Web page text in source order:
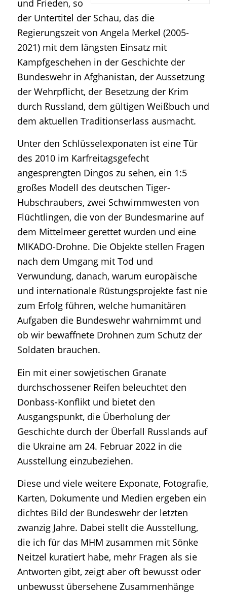
und Frieden, so
der Untertitel der Schau, das die
Regierungszeit von Angela Merkel (2005-
2021) mit dem längsten Einsatz mit
Kampfgeschehen in der Geschichte der
Bundeswehr in Afghanistan, der Aussetzung
der Wehrpflicht, der Besetzung der Krim
durch Russland, dem gültigen Weißbuch und
dem aktuellen Traditionserlass ausmacht.
Unter den Schlüsselexponaten ist eine Tür
des 2010 im Karfreitagsgefecht
angesprengten Dingos zu sehen, ein 1:5
großes Modell des deutschen Tiger-
Hubschraubers, zwei Schwimmwesten von
Flüchtlingen, die von der Bundesmarine auf
dem Mittelmeer gerettet wurden und eine
MIKADO-Drohne. Die Objekte stellen Fragen
nach dem Umgang mit Tod und
Verwundung, danach, warum europäische
und internationale Rüstungsprojekte fast nie
zum Erfolg führen, welche humanitären
Aufgaben die Bundeswehr wahrnimmt und
ob wir bewaffnete Drohnen zum Schutz der
Soldaten brauchen.
Ein mit einer sowjetischen Granate
durchschossener Reifen beleuchtet den
Donbass-Konflikt und bietet den
Ausgangspunkt, die Überholung der
Geschichte durch der Überfall Russlands auf
die Ukraine am 24. Februar 2022 in die
Ausstellung einzubeziehen.
Diese und viele weitere Exponate, Fotografie,
Karten, Dokumente und Medien ergeben ein
dichtes Bild der Bundeswehr der letzten
zwanzig Jahre. Dabei stellt die Ausstellung,
die ich für das MHM zusammen mit Sönke
Neitzel kuratiert habe, mehr Fragen als sie
Antworten gibt, zeigt aber oft bewusst oder
unbewusst übersehene Zusammenhänge